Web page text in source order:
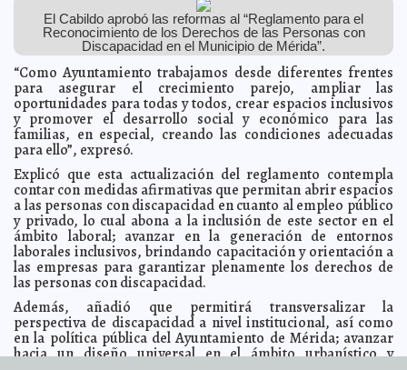
2023-07-11 17:26:43 Renán Barrera anuncia el Marat´hon Internacional
Mérida Banorte 2024 Kamila López
2023-07-08 13:40:18 Xóchitl Gálvez revira a AMLO: "miente al asegurar que
no he ido a la sierra chiapaneca"
2023-07-08 13:33:24 Santiago Creel confía en que Dante Delgado (MC) se
sume a la alianza Jorge Armando León Borges
2023-07-05 19:19:20 Elevar los estándares con base a los riesgos: claves
para mejorar la ciberseguridad en las empresas Kamila López
2023-07-05 19:15:21 DIF Yucatán y Ayuntamientos fortalecen la atención
para personas con discapacidad Claudia Sofía Gómez Infante
2023-07-05 19:08:15 Xóchitl Gálvez responde acusaciones de Epigmenio
Ibarra en vivo en cadena nacionalA7
2023-07-05 18:56:57 Renán Barrera impulsa el bienestar de las familias en
situación vulnerable Kamila López
2023-07-04 11:15:28 Xóchitl Gálvez se registra como aspirante a la
candidatura presidencial de oposición A7
2023-07-04 10:50:30 "Me atacan porque están muertos del pánico": Xóchitl
Gálvez A7
2023-07-03 19:54:05 Renán Barrera fomenta más espacios públicos dignos
en las comisarías Kamila López
El Cabildo aprobó las reformas al “Reglamento para el
Reconocimiento de los Derechos de las Personas con
Discapacidad en el Municipio de Mérida”.
“Como Ayuntamiento trabajamos desde diferentes frentes
para asegurar el crecimiento parejo, ampliar las
oportunidades para todas y todos, crear espacios inclusivos
y promover el desarrollo social y económico para las
familias, en especial, creando las condiciones adecuadas
para ello”, expresó.
Explicó que esta actualización del reglamento contempla
contar con medidas afirmativas que permitan abrir espacios
a las personas con discapacidad en cuanto al empleo público
y privado, lo cual abona a la inclusión de este sector en el
ámbito laboral; avanzar en la generación de entornos
laborales inclusivos, brindando capacitación y orientación a
las empresas para garantizar plenamente los derechos de
las personas con discapacidad.
Además, añadió que permitirá transversalizar la
perspectiva de discapacidad a nivel institucional, así como
en la política pública del Ayuntamiento de Mérida; avanzar
hacia un diseño universal en el ámbito urbanístico y